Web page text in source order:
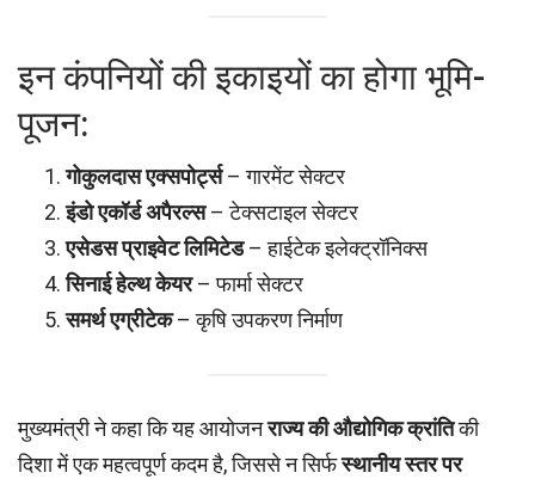
इन कंपनियों की इकाइयों का होगा भूमि-
पूजन:
गोकुलदास एक्सपोर्ट्स– गारमेंट सेक्टर
इंडो एकॉर्ड अपैरल्स– टेक्सटाइल सेक्टर
एसेडस प्राइवेट लिमिटेड– हाईटेक इलेक्ट्रॉनिक्स
सिनाई हेल्थ केयर– फार्मा सेक्टर
समर्थ एग्रीटेक– कृषि उपकरण निर्माण
मुख्यमंत्री ने कहा कि यह आयोजनराज्य की औद्योगिक क्रांतिकी
दिशा में एक महत्वपूर्ण कदम है, जिससे न सिर्फस्थानीय स्तर पर